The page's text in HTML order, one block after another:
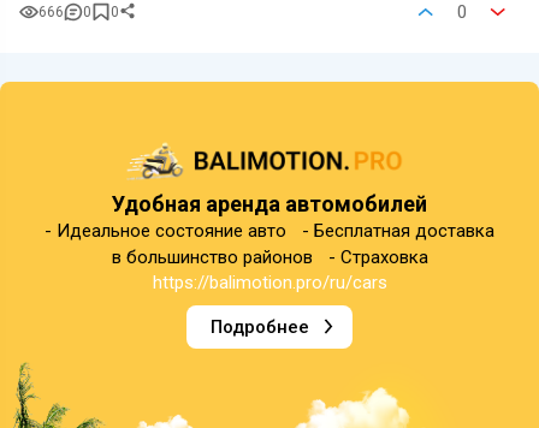
666 0 0 0
Удобная аренда автомобилей
- Идеальное состояние авто - Бесплатная доставка
в большинство районов - Страховка
https://balimotion.pro/ru/cars
Подробнее